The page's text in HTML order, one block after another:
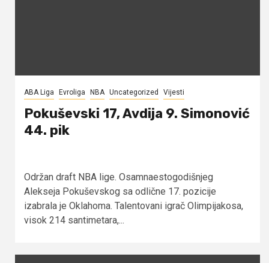
ABA Liga Evroliga NBA Uncategorized Vijesti
Pokuševski 17, Avdija 9. Simonović
44. pik
Održan draft NBA lige. Osamnaestogodišnjeg
Alekseja Pokuševskog sa odlične 17. pozicije
izabrala je Oklahoma. Talentovani igrač Olimpijakosa,
visok 214 santimetara,...